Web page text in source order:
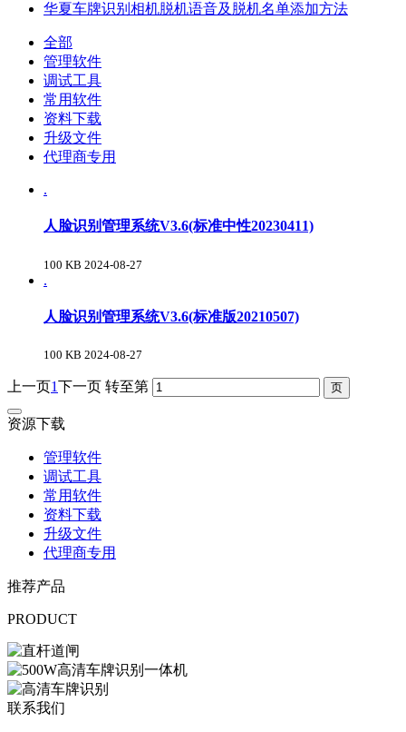
华夏车牌识别相机脱机语音及脱机名单添加方法
全部
管理软件
调试工具
常用软件
资料下载
升级文件
代理商专用
.
人脸识别管理系统V3.6(标准中性20230411)
100 KB 2024-08-27
.
人脸识别管理系统V3.6(标准版20210507)
100 KB 2024-08-27
上一页1下一页 转至第
资源下载
管理软件
调试工具
常用软件
资料下载
升级文件
代理商专用
推荐产品
PRODUCT
联系我们